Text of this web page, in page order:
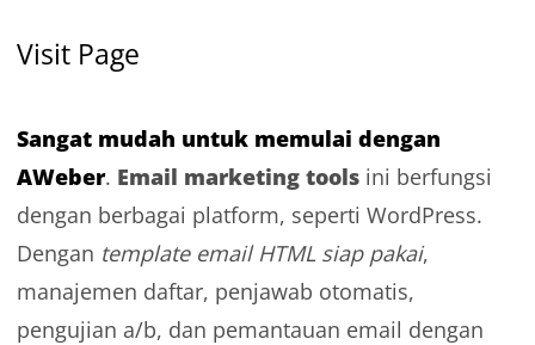
Visit Page
Sangat mudah untuk memulai dengan
AWeber. Email marketing toolsini berfungsi
dengan berbagai platform, seperti WordPress.
Dengan template email HTML siap pakai,
manajemen daftar, penjawab otomatis,
pengujian a/b, dan pemantauan email dengan